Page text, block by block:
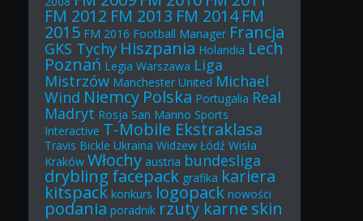
FM 2012 FM 2013 FM 2014 FM
2015 FM 2016 Football Manager Francja
GKS Tychy Hiszpania Holandia Lech
Poznań Legia Warszawa Liga
Mistrzów Manchester United Michael
Wind Niemcy Polska Portugalia Real
Madryt Rosja San Marino Sports
Interactive T-Mobile Ekstraklasa
Travis Bickle Ukraina Widzew Łódź Wisła
Kraków Włochy austria bundesliga
drybling facepack grafika kariera
kitspack konkurs logopack nowości
podania poradnik rzuty karne skin